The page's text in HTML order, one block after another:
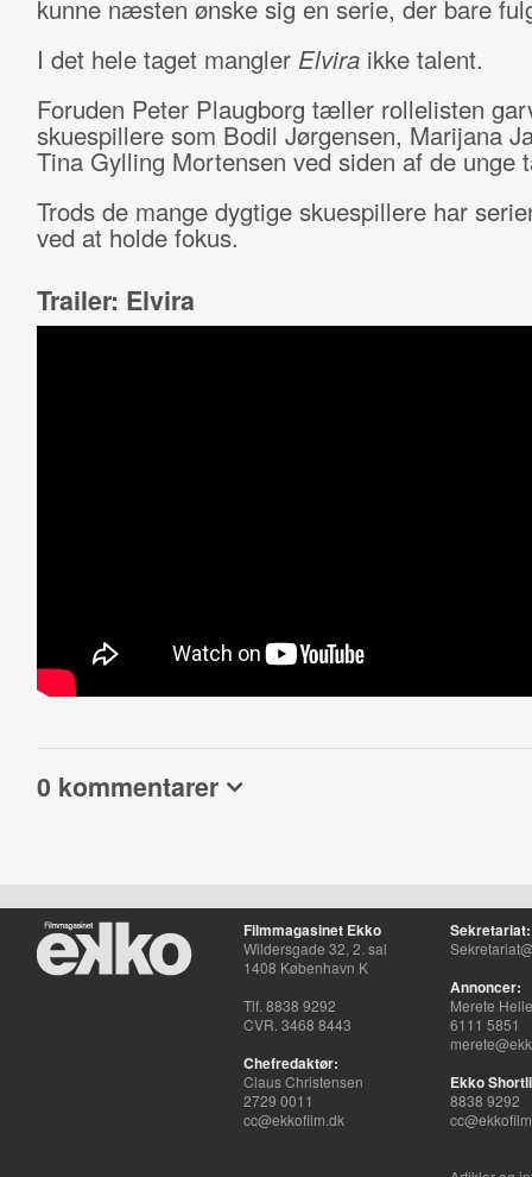
kunne næsten ønske sig en serie, der bare
I det hele taget mangler Elviraikke talent.
Foruden Peter Plaugborg tæller rollelisten
skuespillere som Bodil Jørgensen, Marijana
Tina Gylling Mortensen ved siden af de unge
Trods de mange dygtige skuespillere har
ved at holde fokus.
Trailer: Elvira
0 kommentarer
Filmmagasinet Ekko
Wildersgade 32, 2. sal
1408 København K
Tlf. 8838 9292
CVR. 3468 8443
Chefredaktør:
Claus Christensen
2729 0011
cc@ekkofilm.dk
Sekretariat:
Annoncer:
Merete
6111 5851
Ekko
8838 9292